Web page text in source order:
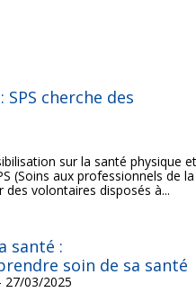
cherche des
sur la santé physique et
(Soins aux professionnels de la
volontaires disposés à...
santé :
soin de sa santé
27/03/2025